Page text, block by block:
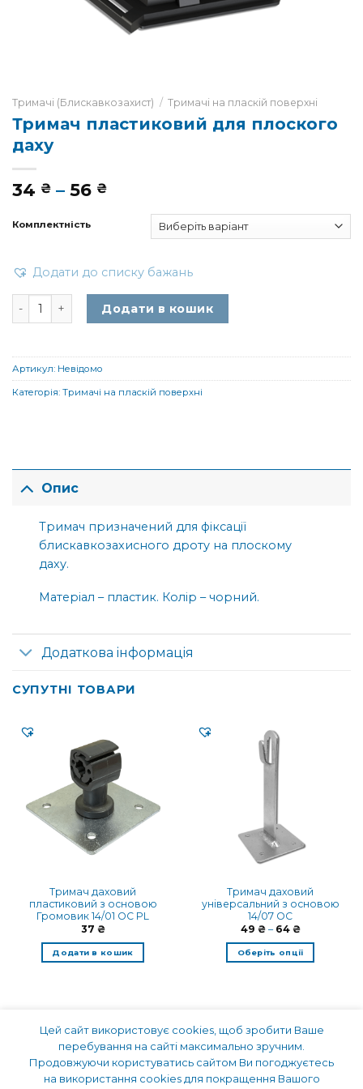
Тримачі (Блискавкозахист) / Тримачі на пласкій поверхні
Тримач пластиковий для плоского
даху
34 ₴ – 56 ₴Діапазон
56 ₴
Комплектність
Додати до списку бажань
Тримач пластиковий для плоского даху кількість
Додати в кошик
Артикул: Невідомо
Категорія: Тримачі на пласкій поверхні
Опис
Тримач призначений для фіксації
блискавкозахисного дроту на плоскому
даху.
Матеріал – пластик. Колір – чорний.
Додаткова інформація
СУПУТНІ ТОВАРИ
Тримач даховий
пластиковий з основою
Громовик 14/01 OC PL
37 ₴
Додати в кошик
Тримач даховий
універсальний з основою
14/07 OC
49 ₴ – 64 ₴Діапазон
від
49 ₴
Оберіть опції
варіантів.
Параметри
можна
вибрати
ПРО ГРОМОВИК УМОВИ КОРИСТУВАННЯ САЙТОМ
ОФЕРТА
ПОЛІТИКА КОНФІДЕНЦІЙНОСТІ
ДОСТАВКА І ОПЛАТА
Цей сайт використовує cookies, щоб зробити Ваше
перебування на сайті максимально зручним.
Продовжуючи користуватись сайтом Ви погоджуєтесь
на використання cookies для покращення Вашого